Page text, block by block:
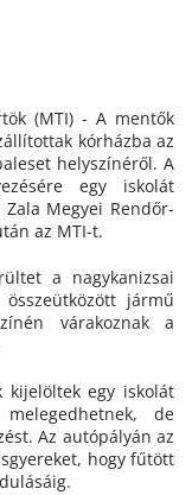
(MTI) - A mentők
kórházba az
helyszínéről. A
egy iskolát
Megyei Rendőr-
az MTI-t.
a nagykanizsai
jármű
várakoznak a
kijelöltek egy iskolát
de
Az autópályán az
hogy fűtött